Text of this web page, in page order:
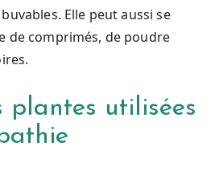
Elle peut aussi se
de comprimés, de poudre
plantes utilisées